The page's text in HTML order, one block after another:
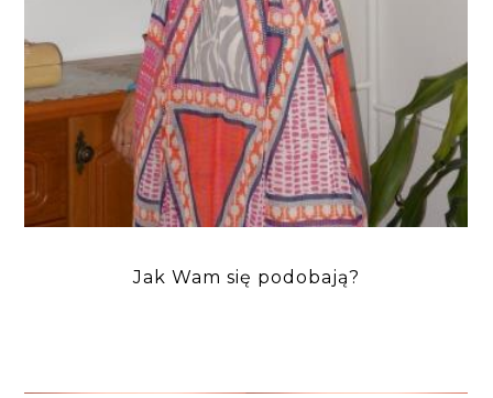
Jak Wam się podobają?